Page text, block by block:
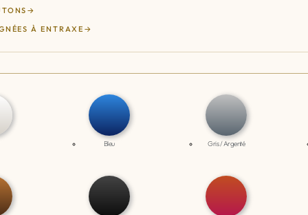
À ENTRAXE
Bleu Gris / Argenté